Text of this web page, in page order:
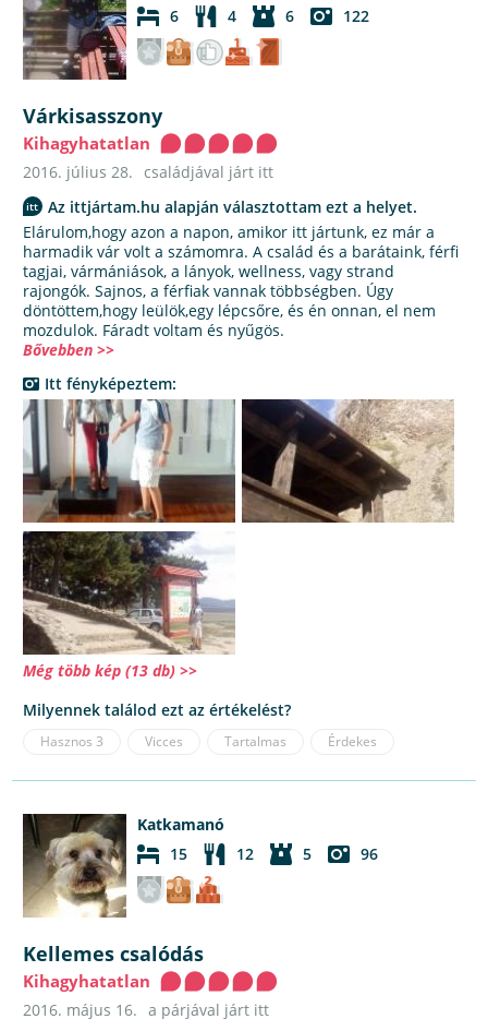
6 4 6 122
Várkisasszony
Kihagyhatatlan
2016. július 28.
családjával járt itt
Az ittjártam.hu alapján választottam ezt a helyet.
Elárulom,hogy azon a napon, amikor itt jártunk, ez már a
harmadik vár volt a számomra. A család és a barátaink, férfi
tagjai, vármániások, a lányok, wellness, vagy strand
rajongók. Sajnos, a férfiak vannak többségben. Úgy
döntöttem,hogy leülök,egy lépcsőre, és én onnan, el nem
mozdulok. Fáradt voltam és nyűgös.
Bővebben >>
Itt fényképeztem:
Még több kép (13 db) >>
Milyennek találod ezt az értékelést?
Hasznos 3 Vicces Tartalmas Érdekes
Katkamanó
15
12 5 96
Kellemes csalódás
Kihagyhatatlan
2016. május 16. a párjával járt itt